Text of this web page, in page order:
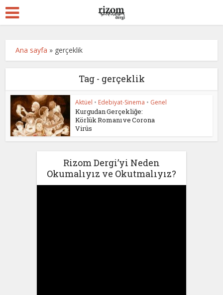
Ana sayfa » gerçeklik
Tag - gerçeklik
Aktüel • Edebiyat-Sinema • Genel
Kurgudan Gerçekliğe:
Körlük Romanı ve Corona
Virüs
Rizom Dergi’yi Neden
Okumalıyız ve Okutmalıyız?